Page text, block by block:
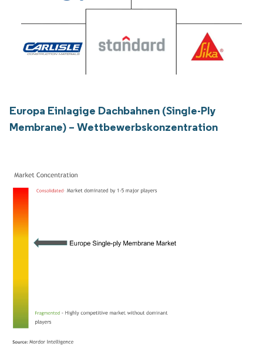
Europa Einlagige Dachbahnen (Single-Ply
Membrane) – Wettbewerbskonzentration